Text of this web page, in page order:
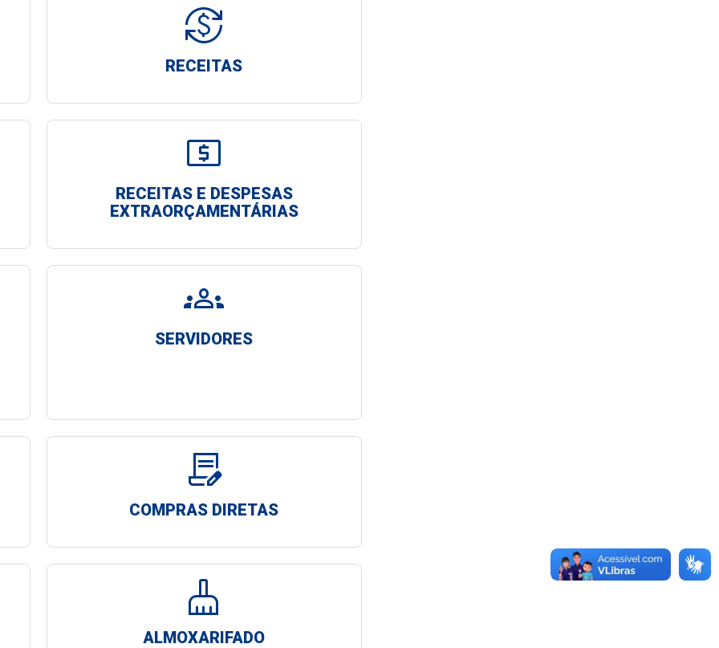
currency_exchange
RECEITAS
local_atm
RECEITAS E DESPESAS
EXTRAORÇAMENTÁRIAS
groups
SERVIDORES
contract_edit
COMPRAS DIRETAS
cleaning_services
ALMOXARIFADO